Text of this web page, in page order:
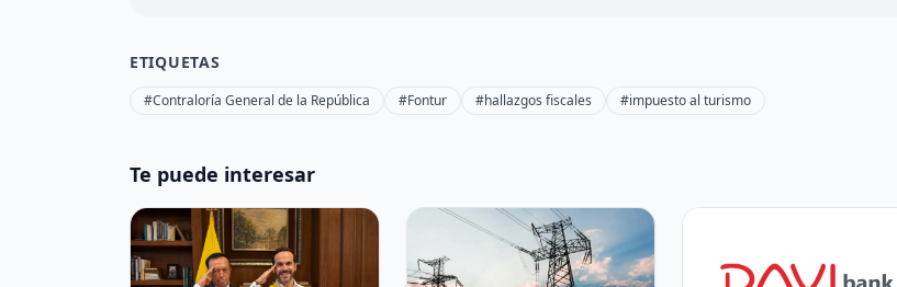
ETIQUETAS
#Contraloría General de la República #Fontur #hallazgos fiscales #impuesto al turismo
Te puede interesar